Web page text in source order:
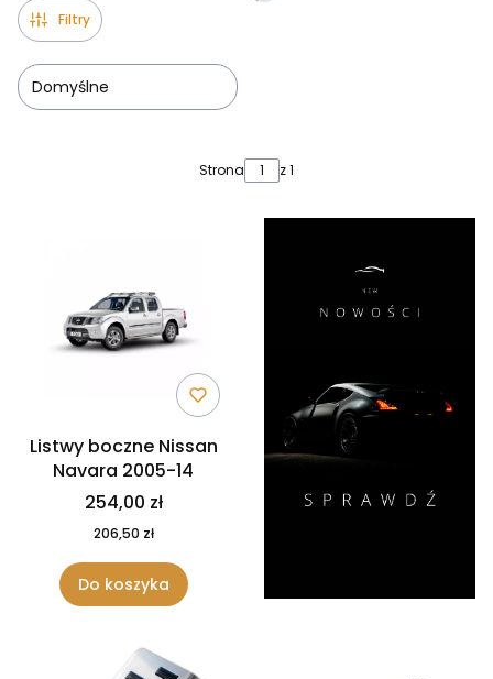
Filtry
Domyślne
Strona z 1
Listwy boczne Nissan
Navara 2005-14
254,00 zł
206,50 zł
Do koszyka